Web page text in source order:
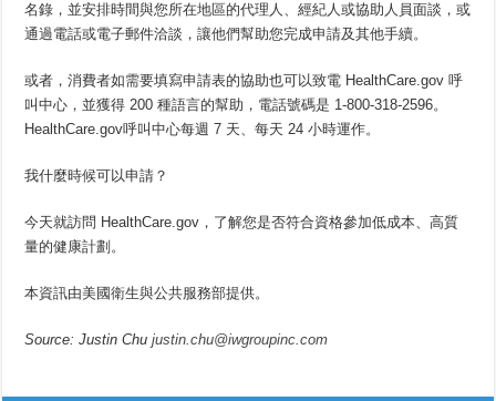
名錄，並安排時間與您所在地區的代理人、經紀人或協助人員面談，或
通過電話或電子郵件洽談，讓他們幫助您完成申請及其他手續。
或者，消費者如需要填寫申請表的協助也可以致電 HealthCare.gov 呼
叫中心，並獲得 200 種語言的幫助，電話號碼是 1-800-318-2596。
HealthCare.gov呼叫中心每週 7 天、每天 24 小時運作。
我什麼時候可以申請？
今天就訪問 HealthCare.gov，了解您是否符合資格參加低成本、高質
量的健康計劃。
本資訊由美國衛生與公共服務部提供。
Source: Justin Chu justin.chu@iwgroupinc.com